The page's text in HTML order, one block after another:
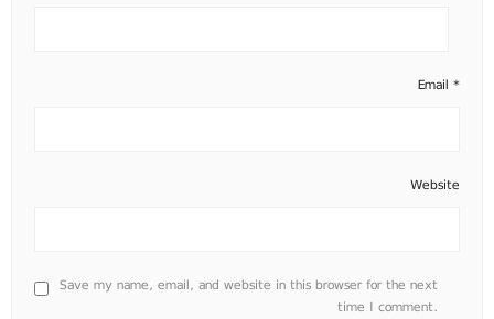
Email *
Website
Save my name, email, and website in this browser for the next
time I comment.